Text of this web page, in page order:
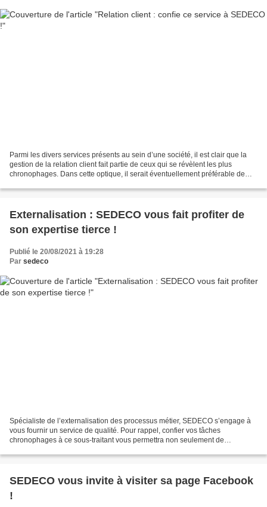
Parmi les divers services présents au sein d’une société, il est clair que la
gestion de la relation client fait partie de ceux qui se révèlent les plus
chronophages. Dans cette optique, il serait éventuellement préférable de
Externalisation : SEDECO vous fait profiter de
son expertise tierce !
Publié le 20/08/2021 à 19:28
Par sedeco
Spécialiste de l’externalisation des processus métier, SEDECO s’engage à
vous fournir un service de qualité. Pour rappel, confier vos tâches
chronophages à ce sous-traitant vous permettra non seulement de
SEDECO vous invite à visiter sa page Facebook
!